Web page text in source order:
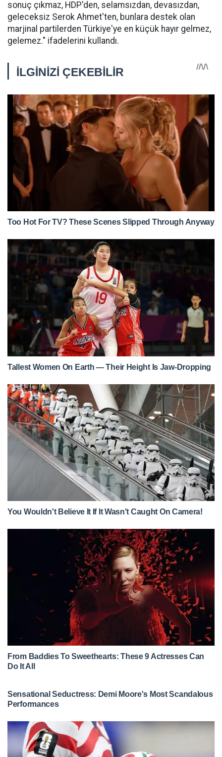
sonuç çıkmaz, HDP'den, selamsızdan, devasızdan,
geleceksiz Serok Ahmet'ten, bunlara destek olan
marjinal partilerden Türkiye'ye en küçük hayır gelmez,
gelemez." ifadelerini kullandı.